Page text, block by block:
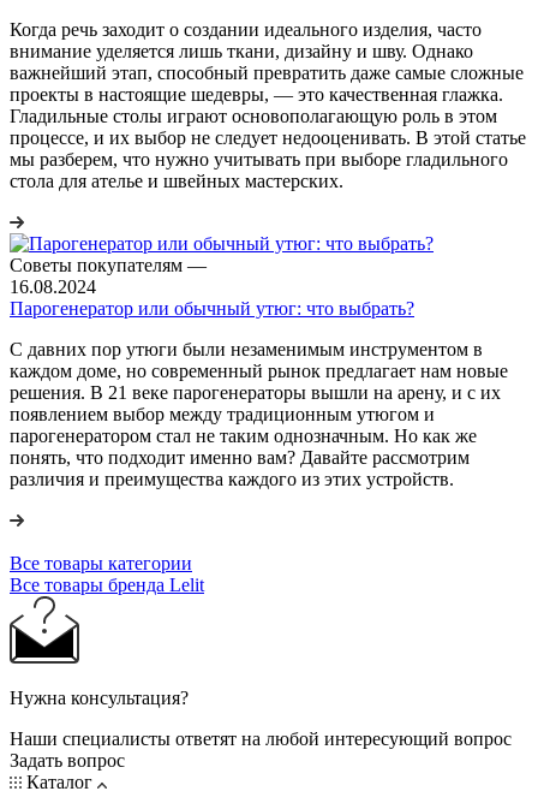
Когда речь заходит о создании идеального изделия, часто
внимание уделяется лишь ткани, дизайну и шву. Однако
важнейший этап, способный превратить даже самые сложные
проекты в настоящие шедевры, — это качественная глажка.
Гладильные столы играют основополагающую роль в этом
процессе, и их выбор не следует недооценивать. В этой статье
мы разберем, что нужно учитывать при выборе гладильного
стола для ателье и швейных мастерских.
Советы покупателям —
16.08.2024
Парогенератор или обычный утюг: что выбрать?
С давних пор утюги были незаменимым инструментом в
каждом доме, но современный рынок предлагает нам новые
решения. В 21 веке парогенераторы вышли на арену, и с их
появлением выбор между традиционным утюгом и
парогенератором стал не таким однозначным. Но как же
понять, что подходит именно вам? Давайте рассмотрим
различия и преимущества каждого из этих устройств.
Все товары категории
Все товары бренда Lelit
Нужна консультация?
Наши специалисты ответят на любой интересующий вопрос
Задать вопрос
Каталог